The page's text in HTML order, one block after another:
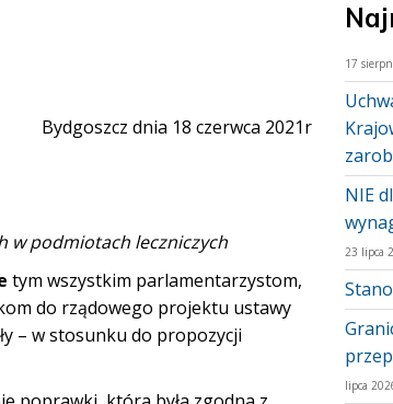
Bydgoszcz dnia 18 czerwca 2021r
w podmiotach leczniczych
tym wszystkim parlamentarzystom,
do rządowego projektu ustawy
– w stosunku do propozycji
17
NIE
23 lipca
lipca